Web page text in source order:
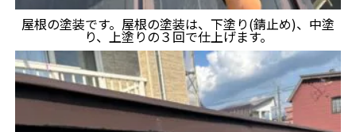
屋根の塗装です。屋根の塗装は、下塗り(錆止め)、中塗
り、上塗りの３回で仕上げます。